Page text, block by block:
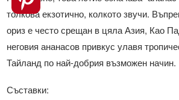
толкова екзотично, колкото звучи.
ориз е често срещан в цяла Азия, Као
неговия ананасов привкус улавя
Тайланд по най-добрия възможен начин.
Съставки: